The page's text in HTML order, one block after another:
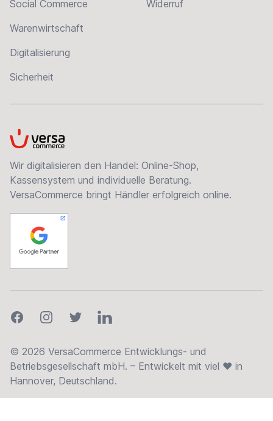
Social Commerce
Warenwirtschaft
Digitalisierung
Sicherheit
Widerruf
VersaCommerce
Wir digitalisieren den Handel: Online-Shop,
Kassensystem und individuelle Beratung.
VersaCommerce bringt Händler erfolgreich online.
FacebookInstagramTwitterLinkedIn
© 2026 VersaCommerce Entwicklungs- und
Betriebsgesellschaft mbH. – Entwickelt mit viel ❤ in
Hannover, Deutschland.